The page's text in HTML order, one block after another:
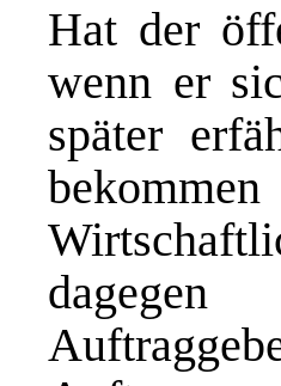
Hat der
wenn er
später
dagegen